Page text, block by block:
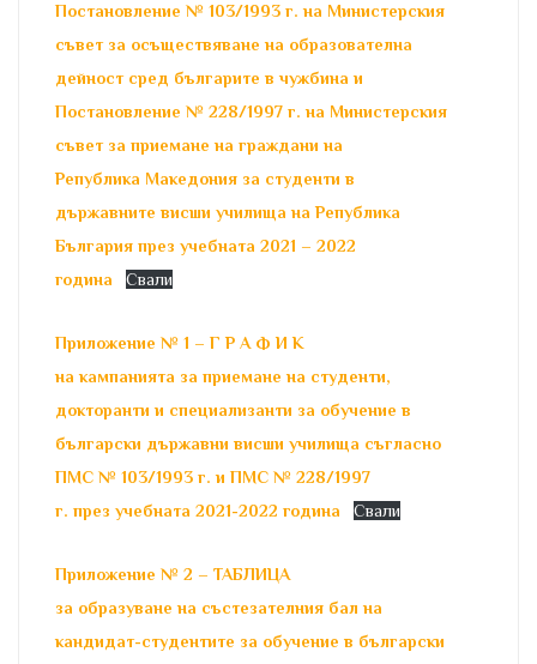
Постановление № 103/1993 г. на Министерския
съвет за осъществяване на образователна
дейност сред българите в чужбина и
Постановление № 228/1997 г. на Министерския
съвет за приемане на граждани на
Република Македония за студенти в
държавните висши училища на Република
България през учебната 2021 – 2022
година
Свали
Приложение № 1 – Г Р А Ф И К
на кампанията за приемане на студенти,
докторанти и специализанти за обучение в
български държавни висши училища съгласно
ПМС № 103/1993 г. и ПМС № 228/1997
г. през учебната 2021-2022 година
Свали
Приложение № 2 – ТАБЛИЦА
за образуване на състезателния бал на
кандидат-студентите за обучение в български